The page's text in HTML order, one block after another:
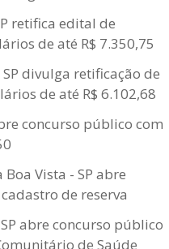
retifica edital de
de até R$ 7.350,75
divulga retificação de
de até R$ 6.102,68
concurso público com
Vista - SP abre
de reserva
abre concurso público
de Saúde